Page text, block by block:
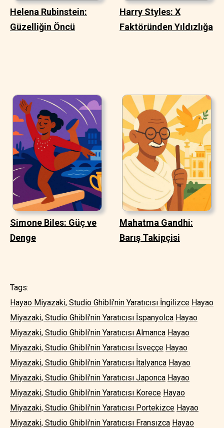
Helena Rubinstein:
Güzelliğin Öncü
Harry Styles: X
Faktöründen Yıldızlığa
Simone Biles: Güç ve
Denge
Mahatma Gandhi:
Barış Takipçisi
Tags:
Hayao Miyazaki, Studio Ghibli'nin Yaratıcısı İngilizce Hayao
Miyazaki, Studio Ghibli'nin Yaratıcısı İspanyolca Hayao
Miyazaki, Studio Ghibli'nin Yaratıcısı Almanca Hayao
Miyazaki, Studio Ghibli'nin Yaratıcısı İsveççe Hayao
Miyazaki, Studio Ghibli'nin Yaratıcısı İtalyanca Hayao
Miyazaki, Studio Ghibli'nin Yaratıcısı Japonca Hayao
Miyazaki, Studio Ghibli'nin Yaratıcısı Korece Hayao
Miyazaki, Studio Ghibli'nin Yaratıcısı Portekizce Hayao
Miyazaki, Studio Ghibli'nin Yaratıcısı Fransızca Hayao